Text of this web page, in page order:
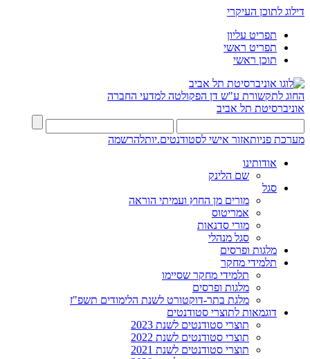
דילוג לתוכן העיקרי
תפריט עליון
תפריט ראשי
תוכן ראשי
החוג לתקשורת ע"ש דן הפקולטה למדעי החברה
אוניברסיטת תל אביב
מערכת פניותאזור אישי לסטודנטים.יותלהרשמה
אודותינו
שם הלינק
סגל
מורים מן החוץ ועמיתי הוראה
אמריטוס
מורי סדנאות
סגל מנהלי
מלגות ופרסים
תלמידי מחקר
תלמידי מחקר שסיימו
מלגות ופרסים
מלגת בתר-דוקטורט לשנת הלימודים תשפ"ז
דוגמאות לתוצרי סטודנטים
תוצרי סטודנטים לשנת 2023
תוצרי סטודנטים לשנת 2022
תוצרי סטודנטים לשנת 2021